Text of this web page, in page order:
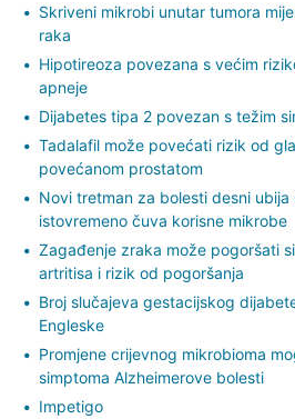
Skriveni mikrobi unutar tumora
raka
Hipotireoza povezana s većim
apneje
Dijabetes tipa 2 povezan s težim
Tadalafil može povećati rizik od
povećanom prostatom
Novi tretman za bolesti desni
istovremeno čuva korisne mikrobe
Zagađenje zraka može pogoršati
artritisa i rizik od pogoršanja
Broj slučajeva gestacijskog
Engleske
Promjene crijevnog mikrobioma
simptoma Alzheimerove bolesti
Impetigo